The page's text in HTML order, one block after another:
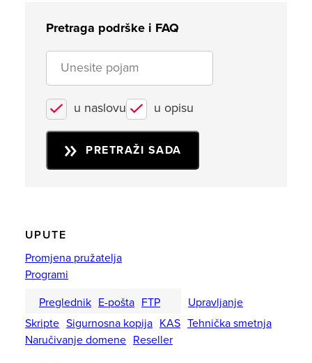
Pretraga podrške i FAQ
u naslovu u opisu
PRETRAŽI SADA
UPUTE
Promjena pružatelja
Programi
Preglednik E-pošta FTP
Upravljanje
Skripte Sigurnosna kopija KAS Tehnička smetnja
Naručivanje domene Reseller